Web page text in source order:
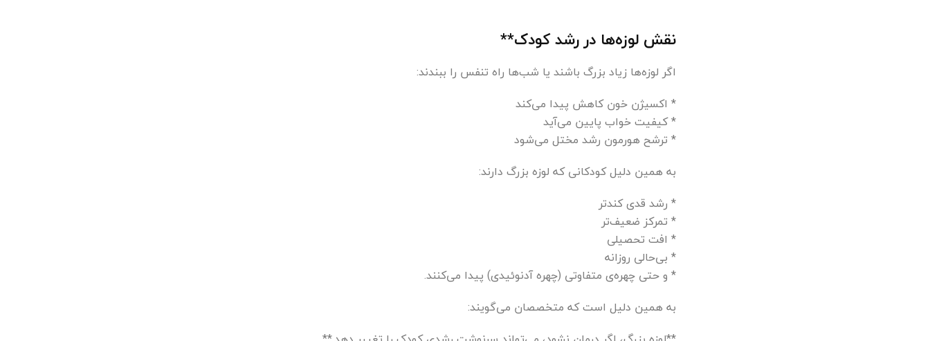
نقش لوزه‌ها در رشد کودک**
اگر لوزه‌ها زیاد بزرگ باشند یا شب‌ها راه تنفس را ببندند:
* اکسیژن خون کاهش پیدا می‌کند
* کیفیت خواب پایین می‌آید
* ترشح هورمون رشد مختل می‌شود
به همین دلیل کودکانی که لوزه بزرگ دارند:
* رشد قدی کندتر
* تمرکز ضعیف‌تر
* افت تحصیلی
* بی‌حالی روزانه
* و حتی چهره‌ی متفاوتی (چهره آدنوئیدی) پیدا می‌کنند.
به همین دلیل است که متخصصان می‌گویند: